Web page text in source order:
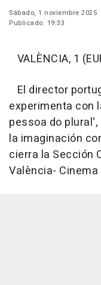
Sábado, 1 noviembre 2025
Publicado: 19:33
VALÈNCIA, 1
El director
experimenta con
pessoa do
la imaginación
cierra la Sección
València-